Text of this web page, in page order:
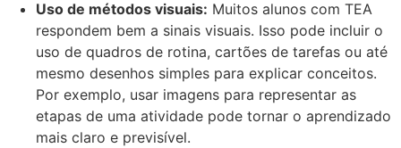
Uso de métodos visuais: Muitos alunos com TEA
respondem bem a sinais visuais. Isso pode incluir o
uso de quadros de rotina, cartões de tarefas ou até
mesmo desenhos simples para explicar conceitos.
Por exemplo, usar imagens para representar as
etapas de uma atividade pode tornar o aprendizado
mais claro e previsível.